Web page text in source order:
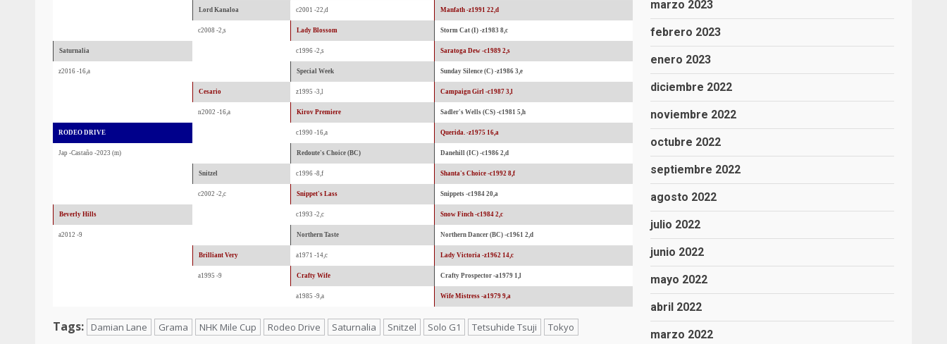
Lord Kanaloa c2001 -22,d Manfath -z1991 22,d
c2008 -2,s Lady Blossom Storm Cat (I) -z1983 8,c
Saturnalia c1996 -2,s Saratoga Dew -c1989 2,s
z2016 -16,a Special Week Sunday Silence (C) -z1986 3,e
Cesario z1995 -3,l Campaign Girl -c1987 3,l
n2002 -16,a Kirov Premiere Sadler's Wells (CS) -c1981 5,h
RODEO DRIVE c1990 -16,a Querida. -z1975 16,a
Jap -Castaño -2023 (m) Redoute's Choice (BC) Danehill (IC) -c1986 2,d
Snitzel c1996 -8,f Shanta's Choice -c1992 8,f
c2002 -2,c Snippet's Lass Snippets -c1984 20,a
Beverly Hills c1993 -2,c Snow Finch -c1984 2,c
a2012 -9 Northern Taste Northern Dancer (BC) -c1961 2,d
Brilliant Very a1971 -14,c Lady Victoria -z1962 14,c
a1995 -9 Crafty Wife Crafty Prospector -a1979 1,l
a1985 -9,a Wife Mistress -a1979 9,a
Tags: Damian Lane Grama NHK Mile Cup Rodeo Drive Saturnalia Snitzel Solo G1 Tetsuhide Tsuji Tokyo
marzo 2023
febrero 2023
enero 2023
diciembre 2022
noviembre 2022
octubre 2022
septiembre 2022
agosto 2022
julio 2022
junio 2022
mayo 2022
abril 2022
marzo 2022